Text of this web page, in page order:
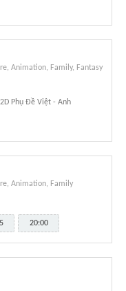
Animation, Family, Fantasy
Phụ Đề Việt - Anh
Animation, Family
20:00